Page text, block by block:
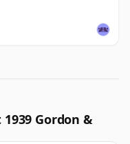
Gordon &